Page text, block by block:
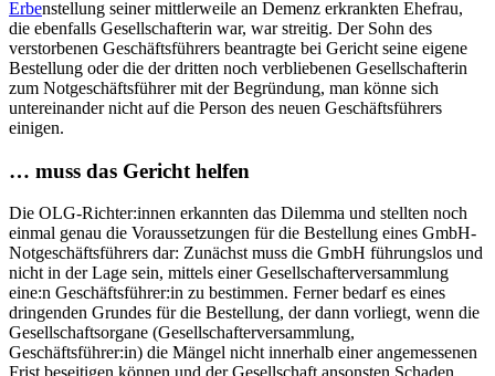
Erbenstellung seiner mittlerweile an Demenz erkrankten Ehefrau,
die ebenfalls Gesellschafterin war, war streitig. Der Sohn des
verstorbenen Geschäftsführers beantragte bei Gericht seine eigene
Bestellung oder die der dritten noch verbliebenen Gesellschafterin
zum Notgeschäftsführer mit der Begründung, man könne sich
untereinander nicht auf die Person des neuen Geschäftsführers
einigen.
… muss das Gericht helfen
Die OLG-Richter:innen erkannten das Dilemma und stellten noch
einmal genau die Voraussetzungen für die Bestellung eines GmbH-
Notgeschäftsführers dar: Zunächst muss die GmbH führungslos und
nicht in der Lage sein, mittels einer Gesellschafterversammlung
eine:n Geschäftsführer:in zu bestimmen. Ferner bedarf es eines
dringenden Grundes für die Bestellung, der dann vorliegt, wenn die
Gesellschaftsorgane (Gesellschafterversammlung,
Geschäftsführer:in) die Mängel nicht innerhalb einer angemessenen